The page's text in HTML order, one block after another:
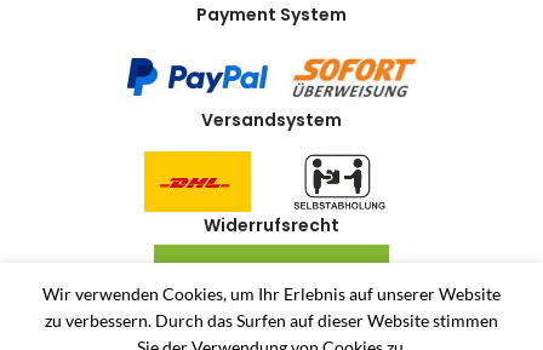
Payment System
Versandsystem
Widerrufsrecht
Allerlei-Online 2024Dienstleistungen Häuser. Antiquitäten und Second Hand
Wir verwenden Cookies, um Ihr Erlebnis auf unserer Website
zu verbessern. Durch das Surfen auf dieser Website stimmen